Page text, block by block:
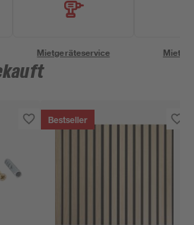
Mietgeräteservice
Bestseller